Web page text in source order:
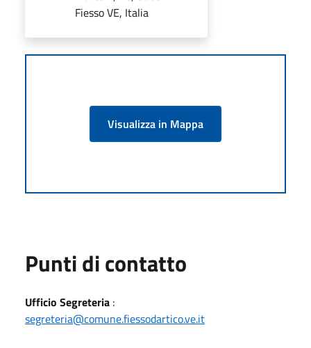
Fiesso VE, Italia
Visualizza in Mappa
Punti di contatto
Ufficio Segreteria :
segreteria@comune.fiessodartico.ve.it